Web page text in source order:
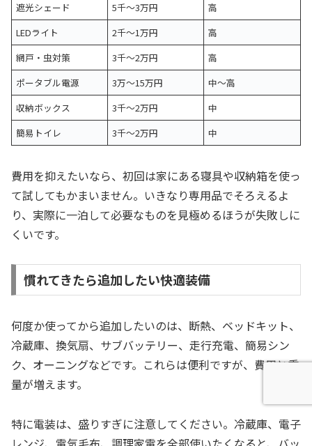
遮光シェード
5千〜3万円
高
LEDライト
2千〜1万円
高
網戸・虫対策
3千〜2万円
高
ポータブル電源
3万〜15万円
中〜高
収納ボックス
3千〜2万円
中
簡易トイレ
3千〜2万円 中
費用を抑えたいなら、初回は家にある寝具や収納箱を使っ
て試してもかまいません。いきなり専用品でそろえるよ
り、実際に一泊して必要なものを見極めるほうが失敗しに
くいです。
慣れてきたら追加したい快適装備
何度か使ってから追加したいのは、断熱、ベッドキット、
冷蔵庫、換気扇、サブバッテリー、走行充電、簡易シン
ク、オーニングなどです。これらは便利ですが、費用と重
量が増えます。
特に電装は、盛りすぎに注意してください。冷蔵庫、電子